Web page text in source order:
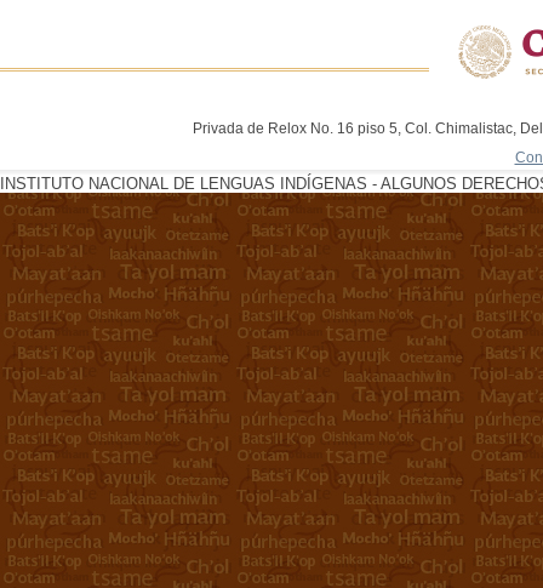
Privada de Relox No. 16 piso 5, Col. Chimalistac,
INSTITUTO NACIONAL DE LENGUAS INDÍGENAS - ALGUNOS